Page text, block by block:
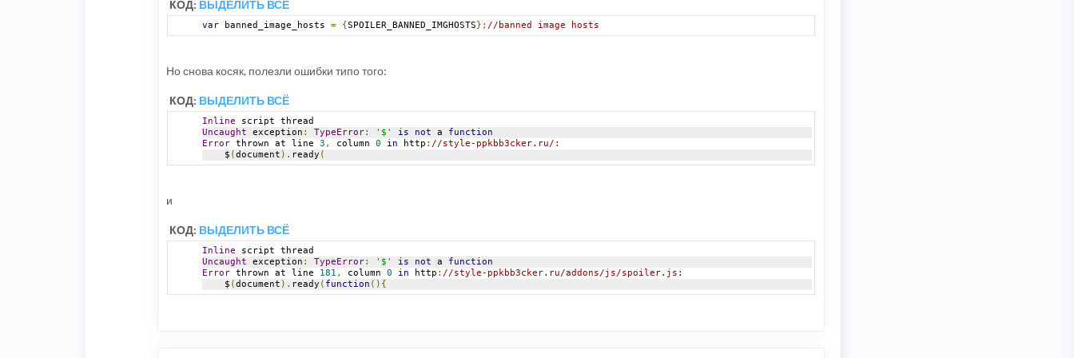
КОД: ВЫДЕЛИТЬ ВСЁ
var banned_image_hosts = { SPOILER_BANNED_IMGHOSTS }; //banned image hosts
Но снова косяк, полезли ошибки типо того:
КОД: ВЫДЕЛИТЬ ВСЁ
Inline script thread
Uncaught exception : TypeError: '$' is not a function
Error thrown at line 3 , column 0 in http : //style-ppkbb3cker.ru/:
    $
(document ). ready (
и
КОД: ВЫДЕЛИТЬ ВСЁ
Inline script thread
Uncaught exception : TypeError: '$' is not a function
Error thrown at line 181 , column 0 in http : //style-ppkbb3cker.ru/addons/js/spoiler.js:
    $
(document ). ready ( function (){